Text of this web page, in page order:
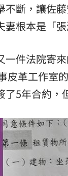
跨海追星吃美
不斷，讓佐
根本是「
一件法院寄
皮革工作室
了5年合約，